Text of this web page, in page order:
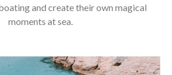
and create their own magical
moments at sea.